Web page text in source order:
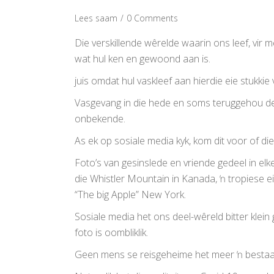
Lees saam 0 Comments
Die verskillende wêrelde waarin ons leef, vir
wat hul ken en gewoond aan is.
juis omdat hul vaskleef aan hierdie eie stukkie
Vasgevang in die hede en soms teruggehou
onbekende.
As ek op sosiale media kyk, kom dit voor of
Foto’s van gesinslede en vriende gedeel in
die Whistler Mountain in Kanada, ŉ tropiese
“The big Apple” New York.
Sosiale media het ons deel-wêreld bitter klein
foto is oombliklik.
Geen mens se reisgeheime het meer ŉ